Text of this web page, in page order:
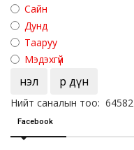
Сайн
Дунд
Тааруу
Мэдэхгүй
Үнэл Үр дүн
Нийт саналын тоо: 64582
Facebook